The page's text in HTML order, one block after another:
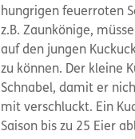
hungrigen feuerroten
z.B. Zaunkönige,
auf den jungen
zu können. Der kleine
Schnabel, damit er
mit verschluckt. Ein
Saison bis zu 25 Eier